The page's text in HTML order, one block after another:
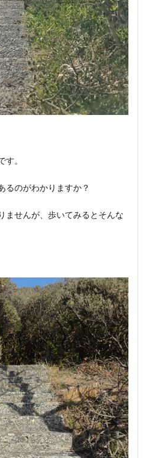
す。
るのがわかりますか？
ませんが、歩いてみるとそんな